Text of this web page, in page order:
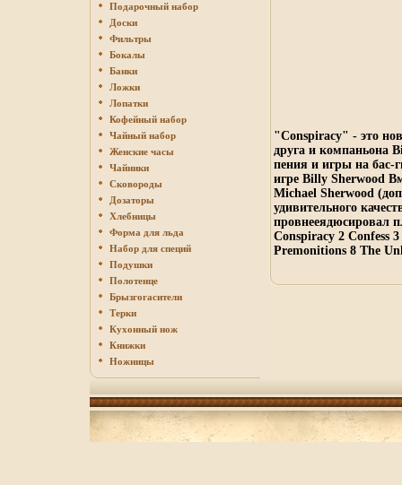
Подарочный набор
Доски
Фильтры
Бокалы
Банки
Ложки
Лопатки
Кофейный набор
Чайный набор
Женские часы
Чайники
Сковороды
Дозаторы
Хлебницы
Форма для льда
Набор для специй
Подушки
Полотенце
Брызгогасители
Терки
Кухонный нож
Книжки
Ножницы
"Conspiracy" - это
друга и компаньона
пения и игры на бас-
игре Billy Sherwood
Michael Sherwood
удивительного
провнееядюсировал
Conspiracy 2 Confess
Premonitions 8 The